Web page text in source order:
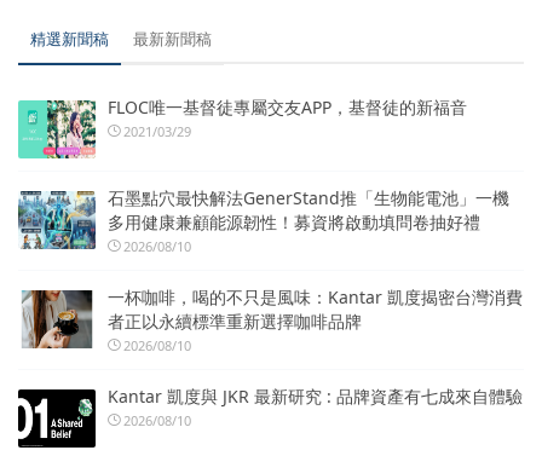
精選新聞稿 最新新聞稿
FLOC唯一基督徒專屬交友APP，基督徒的新福音
2021/03/29
石墨點穴最快解法GenerStand推「生物能電池」一機
多用健康兼顧能源韌性！募資將啟動填問卷抽好禮
2026/08/10
一杯咖啡，喝的不只是風味：Kantar 凱度揭密台灣消費
者正以永續標準重新選擇咖啡品牌
2026/08/10
Kantar 凱度與 JKR 最新研究 : 品牌資產有七成來自體驗
2026/08/10